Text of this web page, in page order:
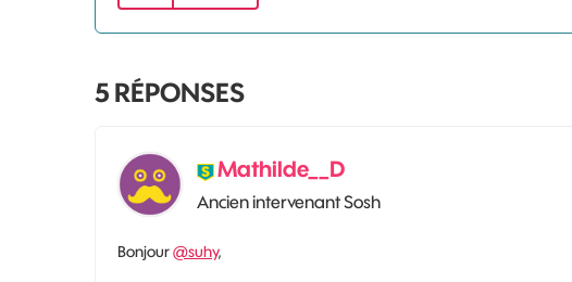
5 RÉPONSES
Mathilde__D
Ancien intervenant Sosh
Bonjour@suhy,